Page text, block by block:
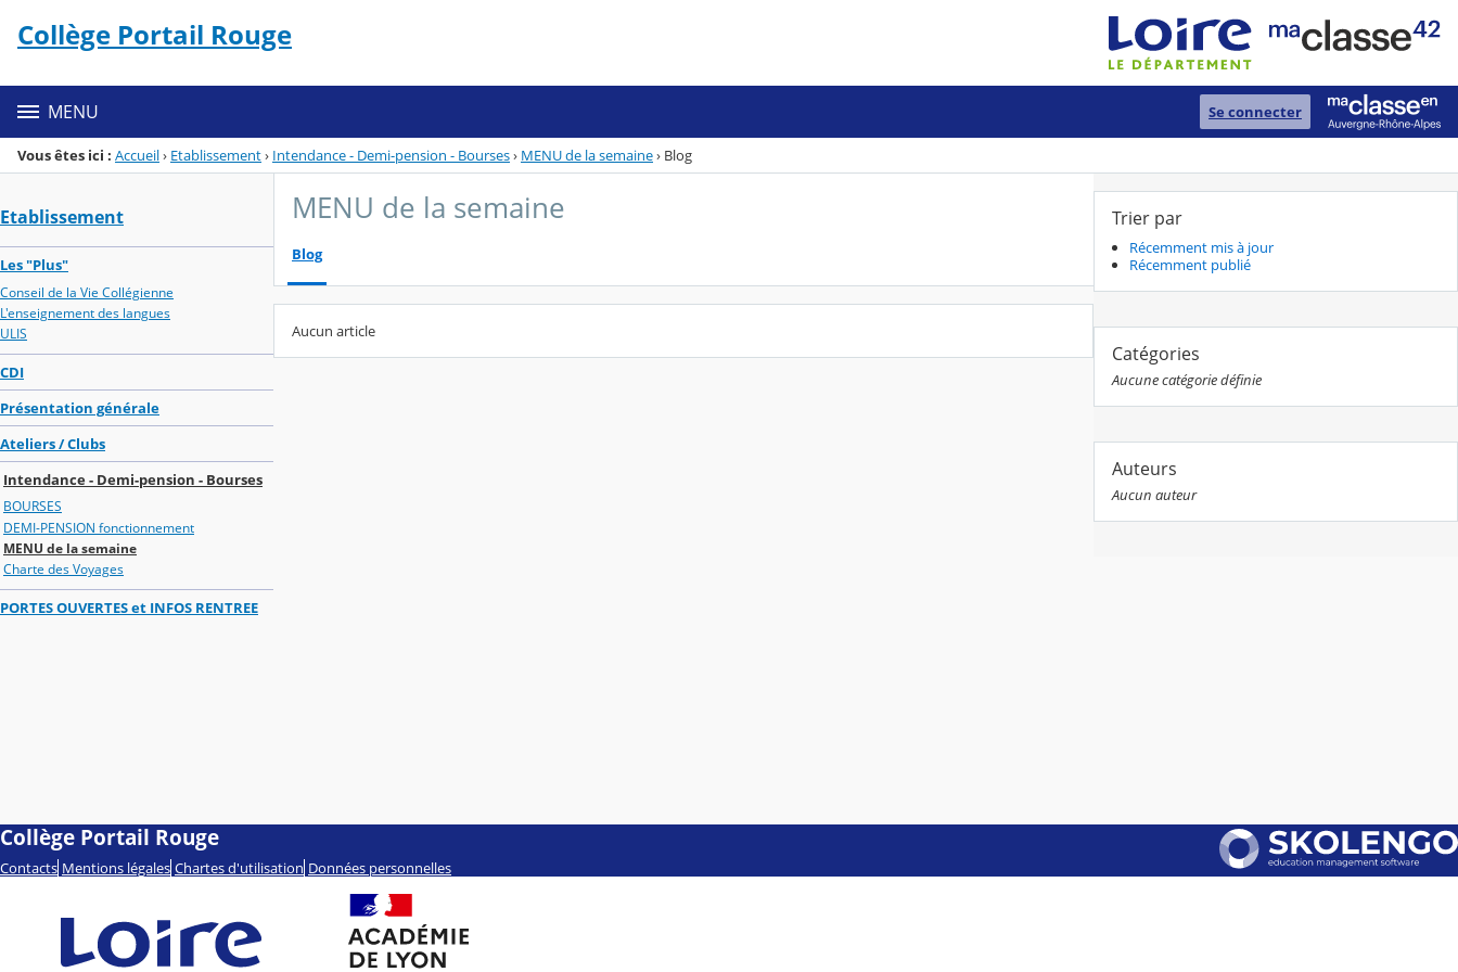
Menu de la rubrique
Contenu
Collège Portail Rouge
MENU Se connecter
Vous êtes ici : Accueil› Etablissement› Intendance - Demi-pension - Bourses› MENU de la semaine› Blog
Etablissement
Les "Plus"
Conseil de la Vie Collégienne
L'enseignement des langues
ULIS
CDI
Présentation générale
Ateliers / Clubs
Intendance - Demi-pension - Bourses
BOURSES
DEMI-PENSION fonctionnement
MENU de la semaine
Charte des Voyages
PORTES OUVERTES et INFOS RENTREE
MENU de la semaine
Blog
Aucun article
Trier par
Récemment mis à jour
Récemment publié
Catégories
Aucune catégorie définie
Auteurs
Aucun auteur
Collège Portail Rouge
Contacts Mentions légales Chartes d'utilisation Données personnelles